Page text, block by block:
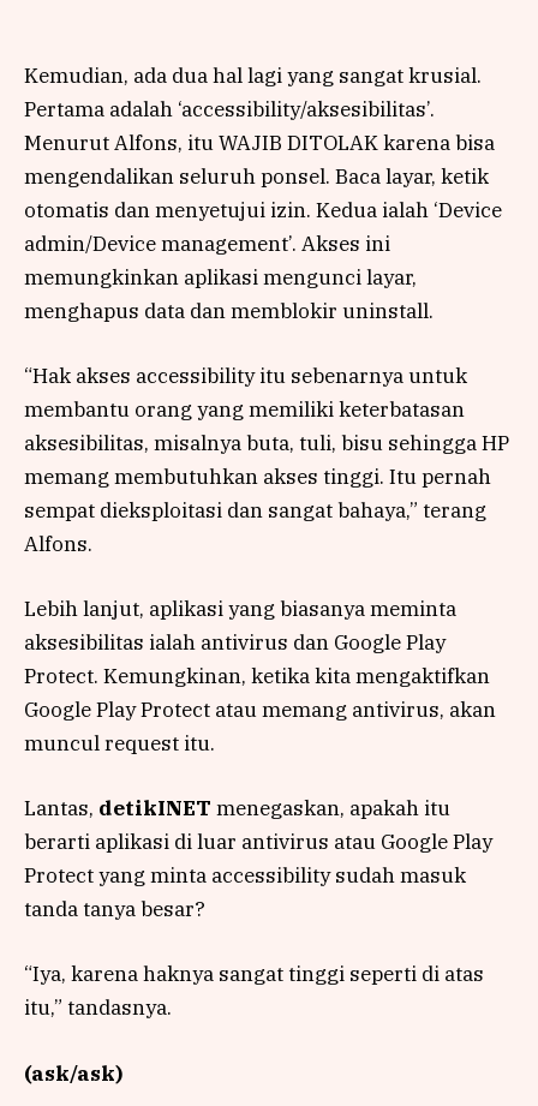
Kemudian, ada dua hal lagi yang sangat krusial.
Pertama adalah ‘accessibility/aksesibilitas’.
Menurut Alfons, itu WAJIB DITOLAK karena bisa
mengendalikan seluruh ponsel. Baca layar, ketik
otomatis dan menyetujui izin. Kedua ialah ‘Device
admin/Device management’. Akses ini
memungkinkan aplikasi mengunci layar,
menghapus data dan memblokir uninstall.
“Hak akses accessibility itu sebenarnya untuk
membantu orang yang memiliki keterbatasan
aksesibilitas, misalnya buta, tuli, bisu sehingga HP
memang membutuhkan akses tinggi. Itu pernah
sempat dieksploitasi dan sangat bahaya,” terang
Alfons.
Lebih lanjut, aplikasi yang biasanya meminta
aksesibilitas ialah antivirus dan Google Play
Protect. Kemungkinan, ketika kita mengaktifkan
Google Play Protect atau memang antivirus, akan
muncul request itu.
Lantas, detikINET menegaskan, apakah itu
berarti aplikasi di luar antivirus atau Google Play
Protect yang minta accessibility sudah masuk
tanda tanya besar?
“Iya, karena haknya sangat tinggi seperti di atas
itu,” tandasnya.
(ask/ask)